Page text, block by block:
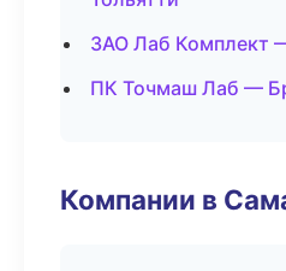
ЗАО Лаб Комплект
ПК Точмаш Лаб —
Компании в